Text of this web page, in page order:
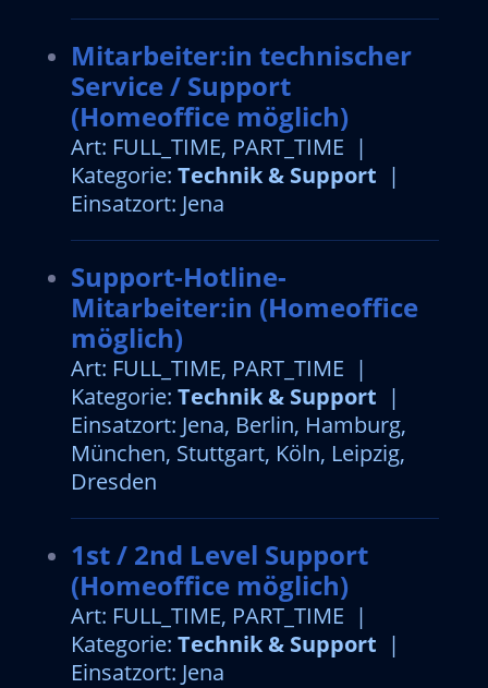
Mitarbeiter:in technischer
Service / Support
(Homeoffice möglich)
Art: FULL_TIME, PART_TIME |
Kategorie: Technik & Support |
Einsatzort: Jena
Support-Hotline-
Mitarbeiter:in (Homeoffice
möglich)
Art: FULL_TIME, PART_TIME |
Kategorie: Technik & Support |
Einsatzort: Jena, Berlin, Hamburg,
München, Stuttgart, Köln, Leipzig,
Dresden
1st / 2nd Level Support
(Homeoffice möglich)
Art: FULL_TIME, PART_TIME |
Kategorie: Technik & Support |
Einsatzort: Jena